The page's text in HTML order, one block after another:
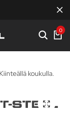
0
koukulla.